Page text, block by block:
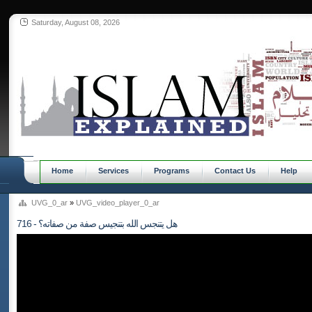
Saturday, August 08, 2026
Home Services Programs Contact Us Help
UVG_0_ar » UVG_video_player_0_ar
716 - هل يتنجس الله بتنجيس صفة من صفاته؟